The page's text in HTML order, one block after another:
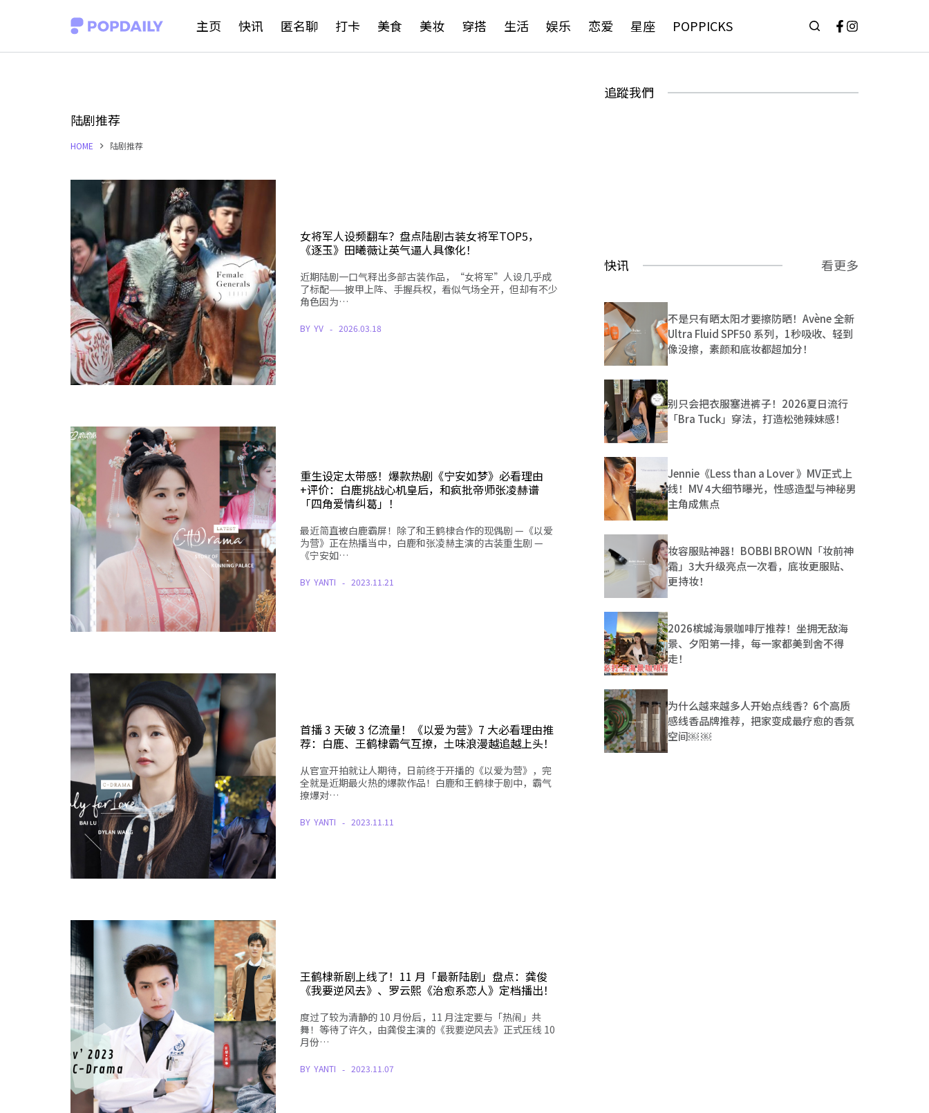
主页 快讯 匿名聊 打卡 美食 美妆 穿搭 生活 娱乐 恋爱 星座 POPPICKS
陆剧推荐
HOME 陆剧推荐
女将军人设频翻车？盘点陆剧古装女将军TOP5，
《逐玉》田曦薇让英气逼人具像化！
近期陆剧一口气释出多部古装作品，“女将军”人设几乎成
了标配——披甲上阵、手握兵权，看似气场全开，但却有不少
角色因为…
BY YV 2026.03.18
重生设定太带感！爆款热剧《宁安如梦》必看理由
+评价：白鹿挑战心机皇后，和疯批帝师张凌赫谱
「四角爱情纠葛」！
最近简直被白鹿霸屏！除了和王鹤棣合作的现偶剧 —《以爱
为营》正在热播当中，白鹿和张凌赫主演的古装重生剧 —
《宁安如…
BY YANTI 2023.11.21
首播 3 天破 3 亿流量！《以爱为营》7 大必看理由推
荐：白鹿、王鹤棣霸气互撩，土味浪漫越追越上头！
从官宣开拍就让人期待，日前终于开播的《以爱为营》，完
全就是近期最火热的爆款作品！白鹿和王鹤棣于剧中，霸气
撩爆对…
BY YANTI 2023.11.11
王鹤棣新剧上线了！11 月「最新陆剧」盘点：龚俊
《我要逆风去》、罗云熙《治愈系恋人》定档播出！
度过了较为清静的 10 月份后，11 月注定要与「热闹」共
舞！等待了许久，由龚俊主演的《我要逆风去》正式压线 10
月份…
BY YANTI 2023.11.07
追蹤我們
快讯 看更多
不是只有晒太阳才要擦防晒！Avène 全新
Ultra Fluid SPF50 系列，1秒吸收、轻到
像没擦，素颜和底妆都超加分！
别只会把衣服塞进裤子！2026夏日流行
「Bra Tuck」穿法，打造松弛辣妹感！
Jennie《Less than a Lover 》MV正式上
线！MV 4大细节曝光，性感造型与神秘男
主角成焦点
妆容服贴神器！BOBBI BROWN「妆前神
霜」3大升级亮点一次看，底妆更服贴、
更持妆！
2026槟城海景咖啡厅推荐！坐拥无敌海
景、夕阳第一排，每一家都美到舍不得
走！
为什么越来越多人开始点线香？6个高质
感线香品牌推荐，把家变成最疗愈的香氛
空间￼ ￼